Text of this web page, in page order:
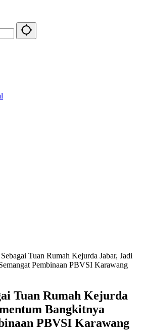
Tuan Rumah Kejurda Jabar, Jadi
Pembinaan PBVSI Karawang
Tuan Rumah Kejurda
Bangkitnya
PBVSI Karawang